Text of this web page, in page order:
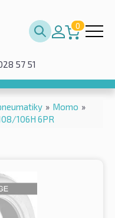
0
57 51
» Momo »
106H 6PR